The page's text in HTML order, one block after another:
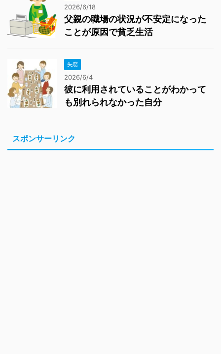
2026/6/18
父親の職場の状況が不安定になった
ことが原因で貧乏生活
失恋
2026/6/4
彼に利用されていることがわかって
も別れられなかった自分
スポンサーリンク